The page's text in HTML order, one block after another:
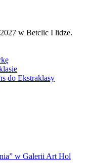
w Betclic I lidze.
do Ekstraklasy